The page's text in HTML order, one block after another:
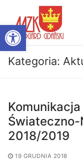
Otwórz pasek narzędzi
treści
Kategoria:
2018/2019
19 GRUDNIA 2018